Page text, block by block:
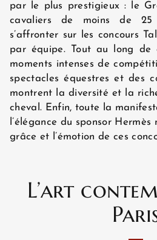
ACCUEIL
HÔTEL ET
CHAMBRES
SITUATION
par le plus prestigieux : le
cavaliers de moins de 25
s’affronter sur les concours
par équipe. Tout au long de
moments intenses de
spectacles équestres et des
montrent la diversité et la
cheval. Enfin, toute la
l’élégance du sponsor
grâce et l’émotion de ces
L’art